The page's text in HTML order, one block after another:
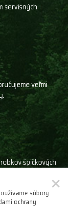
servisných
veľmi
špičkových
súbory
ochrany